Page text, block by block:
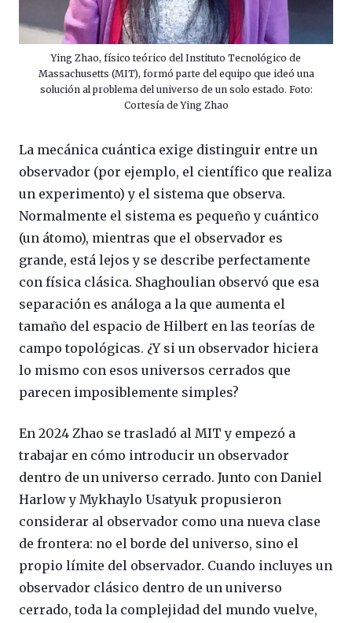
Ying Zhao, físico teórico del Instituto Tecnológico de
Massachusetts (MIT), formó parte del equipo que ideó una
solución al problema del universo de un solo estado. Foto:
Cortesía de Ying Zhao
La mecánica cuántica exige distinguir entre un
observador (por ejemplo, el científico que realiza
un experimento) y el sistema que observa.
Normalmente el sistema es pequeño y cuántico
(un átomo), mientras que el observador es
grande, está lejos y se describe perfectamente
con física clásica. Shaghoulian observó que esa
separación es análoga a la que aumenta el
tamaño del espacio de Hilbert en las teorías de
campo topológicas. ¿Y si un observador hiciera
lo mismo con esos universos cerrados que
parecen imposiblemente simples?
En 2024 Zhao se trasladó al MIT y empezó a
trabajar en cómo introducir un observador
dentro de un universo cerrado. Junto con Daniel
Harlow y Mykhaylo Usatyuk propusieron
considerar al observador como una nueva clase
de frontera: no el borde del universo, sino el
propio límite del observador. Cuando incluyes un
observador clásico dentro de un universo
cerrado, toda la complejidad del mundo vuelve,